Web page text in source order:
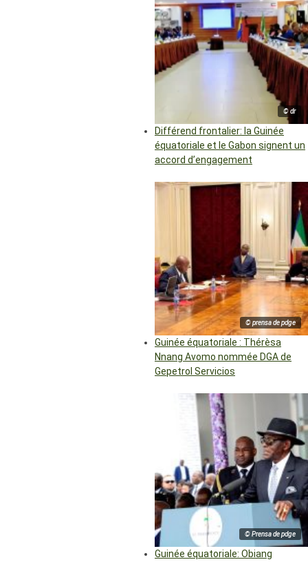
© dr
Différend frontalier: la Guinée
équatoriale et le Gabon signent un
accord d’engagement
© prensa de pdge
Guinée équatoriale : Thérèsa
Nnang Avomo nommée DGA de
Gepetrol Servicios
© Prensa de pdge
Guinée équatoriale: Obiang